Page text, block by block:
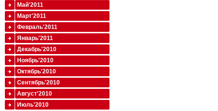
Май'2011
Март'2011
Февраль'2011
Январь'2011
Декабрь'2010
Ноябрь'2010
Октябрь'2010
Сентябрь'2010
Август'2010
Июль'2010